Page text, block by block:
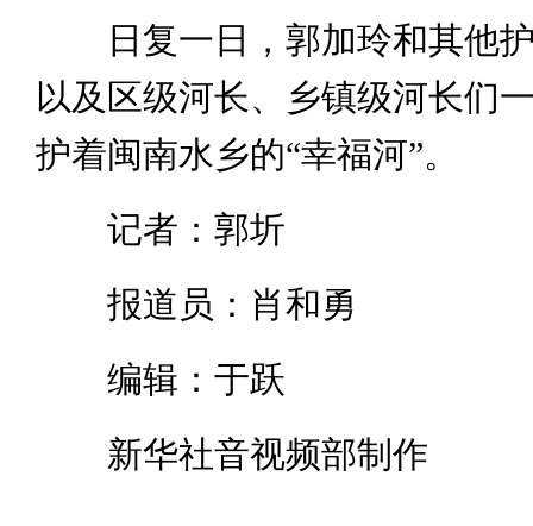
日复一日，郭加玲和其他护
以及区级河长、乡镇级河长们
护着闽南水乡的“幸福河”。
记者：郭圻
报道员：肖和勇
编辑：于跃
新华社音视频部制作